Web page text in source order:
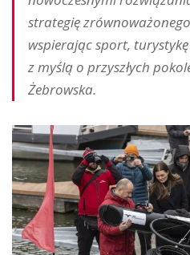
strategię
wspierając sport,
z myślą o przyszłych
Żebrowska.